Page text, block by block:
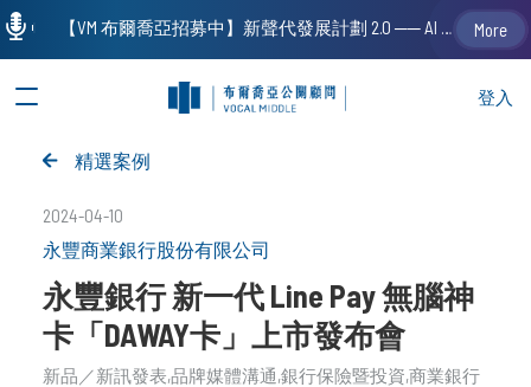
登入
精選案例
2024-04-10
永豐商業銀行股份有限公司
永豐銀行 新一代 Line Pay 無腦神
卡「DAWAY卡」上市發布會
​新品／新訊發表 品牌媒體溝通 銀行保險暨投資 商業銀行
【VM 布爾喬亞招募中】新聲代發展計劃 2.0 ── AI PR 人才加速養成計劃（歡迎「應屆畢業生」、「一年以下相關 / 三年以下非相關經驗工作者」申請加入） More